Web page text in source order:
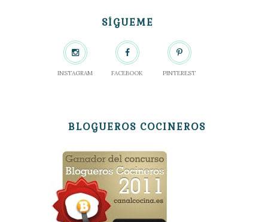
SÍGUEME
INSTAGRAM FACEBOOK PINTEREST
BLOGUEROS COCINEROS